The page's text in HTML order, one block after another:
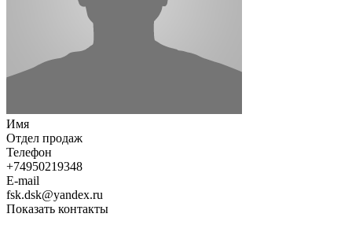
Имя
Отдел продаж
Телефон
+74950219348
E-mail
fsk.dsk@yandex.ru
Показать контакты